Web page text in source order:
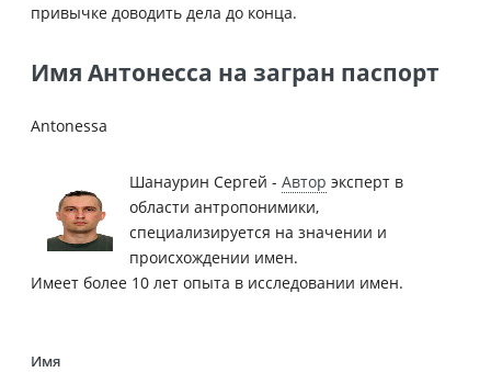
привычке доводить дела до конца.
Имя Антонесса на загран паспорт
Antonessa
Шанаурин Сергей - Автор эксперт в
области антропонимики,
специализируется на значении и
происхождении имен.
Имеет более 10 лет опыта в исследовании имен.
Имя